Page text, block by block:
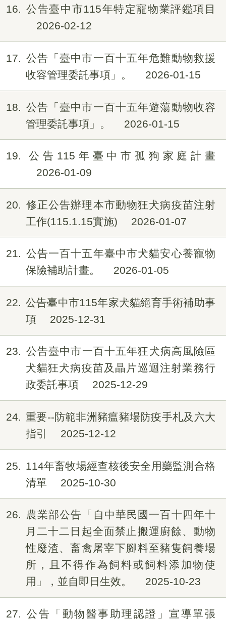
16
公告臺中市115年特定寵物業評鑑項目
2026-02-12
17
公告「臺中市一百十五年危難動物救援
收容管理委託事項」。
2026-01-15
18
公告「臺中市一百十五年遊蕩動物收容
管理委託事項」。
2026-01-15
19
公告115年臺中市孤狗家庭計畫
2026-01-09
20
修正公告辦理本市動物狂犬病疫苗注射
工作(115.1.15實施)
2026-01-07
21
公告一百十五年臺中市犬貓安心養寵物
保險補助計畫。
2026-01-05
22
公告臺中市115年家犬貓絕育手術補助事
項
2025-12-31
23
公告臺中市​一百十五年狂犬病高風險區
犬貓狂犬病疫苗及晶片巡迴注射業務行
政委託事項
2025-12-29
24
重要--防範非洲豬瘟豬場防疫手札及六大
指引
2025-12-12
25
114年畜牧場經查核後安全用藥監測合格
清單
2025-10-30
26
農業部公告「自中華民國一百十四年十
月二十二日起全面禁止搬運廚餘、動物
性廢渣、畜禽屠宰下腳料至豬隻飼養場
所，且不得作為飼料或飼料添加物使
用」，並自即日生效。
2025-10-23
27
公告「動物醫事助理認證」宣導單張